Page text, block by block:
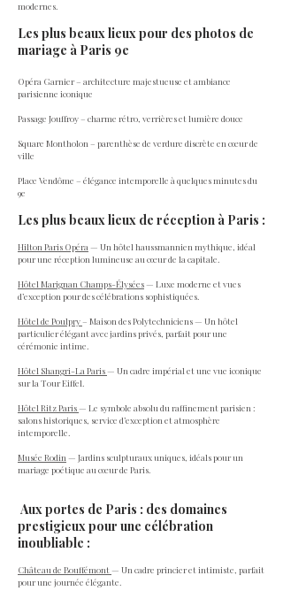
modernes.
Les plus beaux lieux pour des photos de
mariage à Paris 9e
Opéra Garnier – architecture majestueuse et ambiance
parisienne iconique
Passage Jouffroy – charme rétro, verrières et lumière douce
Square Montholon – parenthèse de verdure discrète en cœur de
ville
Place Vendôme – élégance intemporelle à quelques minutes du
9e
Les plus beaux lieux de réception à Paris :
Hilton Paris Opéra— Un hôtel haussmannien mythique, idéal
pour une réception lumineuse au cœur de la capitale.
Hôtel Marignan Champs-Élysées— Luxe moderne et vues
d’exception pour des célébrations sophistiquées.
Hôtel de Poulpry– Maison des Polytechniciens — Un hôtel
particulier élégant avec jardins privés, parfait pour une
cérémonie intime.
Hôtel Shangri-La Paris— Un cadre impérial et une vue iconique
sur la Tour Eiffel.
Hôtel Ritz Paris— Le symbole absolu du raffinement parisien :
salons historiques, service d’exception et atmosphère
intemporelle.
Musée Rodin— Jardins sculpturaux uniques, idéals pour un
mariage poétique au cœur de Paris.
Aux portes de Paris : des domaines
prestigieux pour une célébration
inoubliable :
Château de Bouffémont— Un cadre princier et intimiste, parfait
pour une journée élégante.